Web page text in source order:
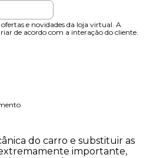
e novidades da loja virtual. A
de acordo com a interação do cliente.
do carro e substituir as
importante,